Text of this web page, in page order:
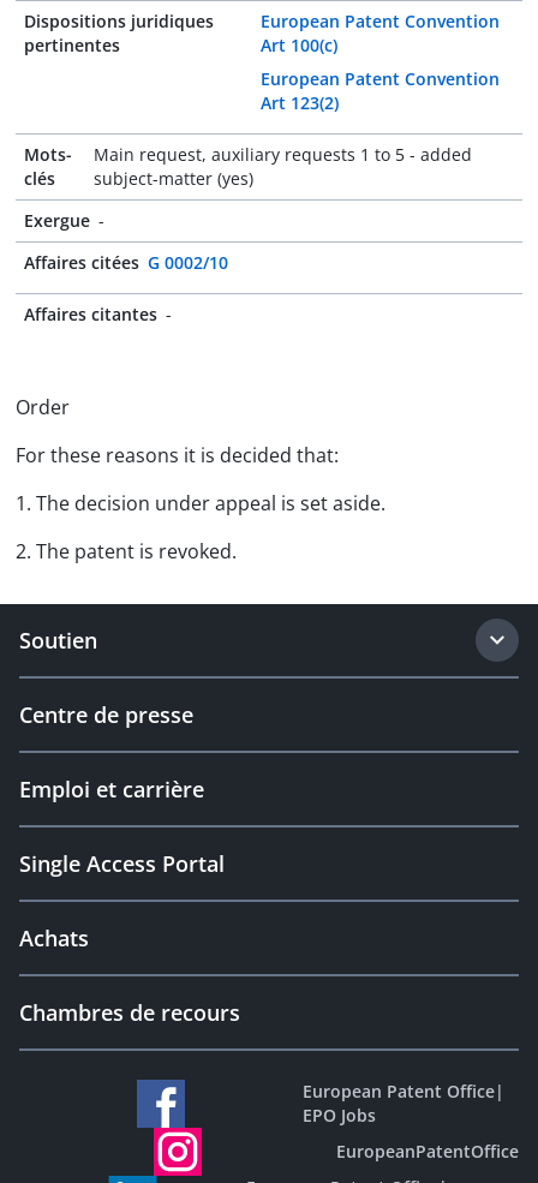
Dispositions juridiques
pertinentes
European Patent Convention
Art 100(c)
European Patent Convention
Art 123(2)
Mots-
clés
Main request, auxiliary requests 1 to 5 - added
subject-matter (yes)
Exergue -
Affaires citées G 0002/10
Affaires citantes -
Order
For these reasons it is decided that:
1. The decision under appeal is set aside.
2. The patent is revoked.
Soutien
Centre de presse
Emploi et carrière
Single Access Portal
Achats
Chambres de recours
European Patent Office|
EPO Jobs
EuropeanPatentOffice